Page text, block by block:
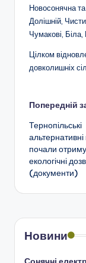
Новосонячна та
Долішній,
Чумакові, Біла,
Цілком
довколишніх
по
Попередній
Тернопільські
альтернативні
почали
екологічні
(документи)
Новини